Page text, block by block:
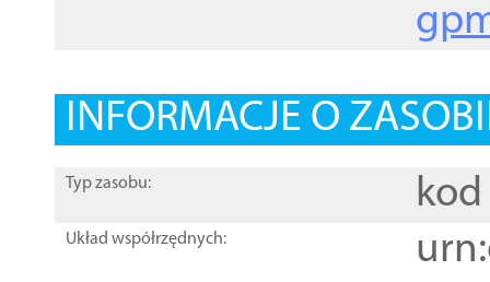
INFORMACJE O
Typ zasobu: kod
Układ współrzędnych: